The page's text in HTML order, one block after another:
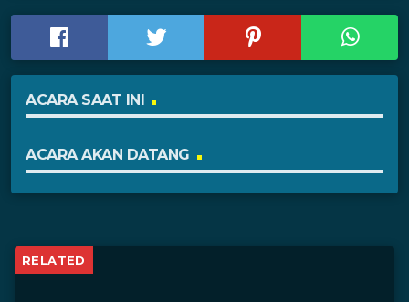
ACARA SAAT INI
ACARA AKAN DATANG
RELATED